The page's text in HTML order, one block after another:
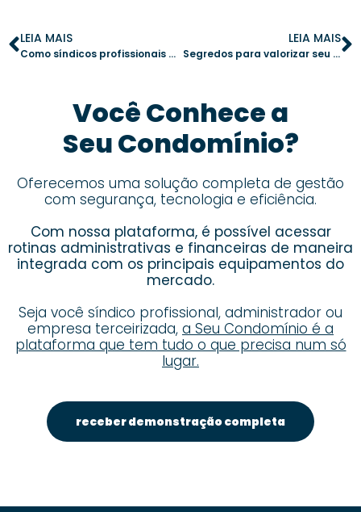
LEIA MAIS
Como síndicos profissionais se destacam: 6 segredos para uma gestão eficiente
LEIA MAIS
Segredos para valorizar seu condomínio e torná-lo mais atrativo
Você Conhece a
Seu Condomínio?
Oferecemos uma solução completa de gestão
com segurança, tecnologia e eficiência.
Com nossa plataforma, é possível acessar
rotinas administrativas e financeiras de maneira
integrada com os principais equipamentos do
mercado.
Seja você síndico profissional, administrador ou
empresa terceirizada, a Seu Condomínio é a
plataforma que tem tudo o que precisa num só
lugar.
receber demonstração completa